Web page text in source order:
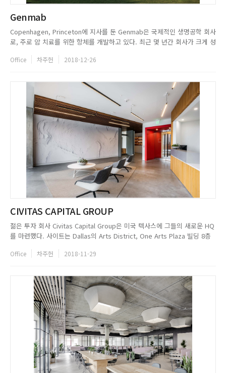
Genmab
Copenhagen, Princeton에 지사를 둔 Genmab은 국제적인 생명공학 회사
로, 주로 암 치료를 위한 항체를 개발하고 있다. 최근 몇 년간 회사가 크게 성
interior의 도움을 요청했다. Genmab의 HQ는 첨단 기술을 통한 미래적인
Office 차주헌 2018-12-26
CIVITAS CAPITAL GROUP
젊은 투자 회사 Civitas Capital Group은 미국 텍사스에 그들의 새로운 HQ
를 마련했다. 사이트는 Dallas의 Arts District, One Arts Plaza 빌딩 8층
이고 혁신적이면서도 고객들에게 신뢰를 줄 수 있는 요소들로 채워지기를 바
Office 차주헌 2018-11-29